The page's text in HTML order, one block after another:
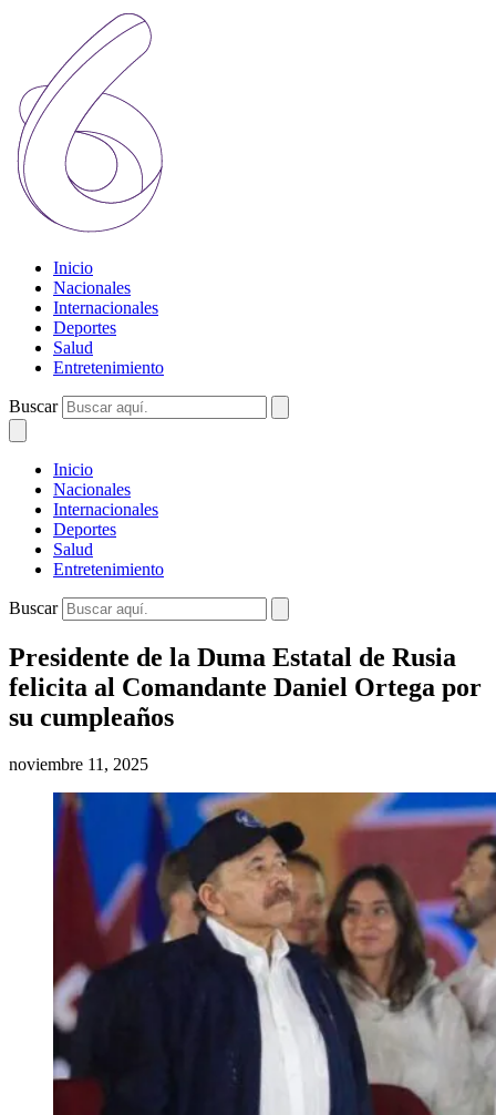
Inicio
Nacionales
Internacionales
Deportes
Salud
Entretenimiento
Buscar
Inicio
Nacionales
Internacionales
Deportes
Salud
Entretenimiento
Buscar
Presidente de la Duma Estatal de Rusia
felicita al Comandante Daniel Ortega por
su cumpleaños
noviembre 11, 2025